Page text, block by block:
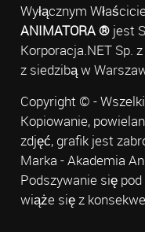
Wyłącznym
ANIMATORA ®jest
Korporacja.NET Sp. z
z siedzibą w
Copyright © -
Kopiowanie,
zdjęć, grafik jest
Marka - Akademia
Podszywanie się
wiąże się z